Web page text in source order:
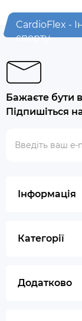
CardioFlex -
спорту
Бажаєте бути
Підпишіться
Інформація
Категорії
Додатково